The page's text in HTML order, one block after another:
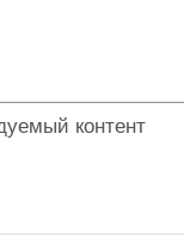
контент